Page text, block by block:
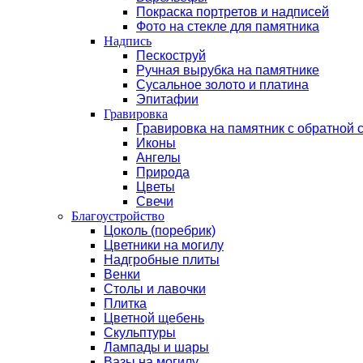
Покраска портретов и надписей
Фото на стекле для памятника
Надпись
Пескоструй
Ручная вырубка на памятнике
Сусальное золото и платина
Эпитафии
Гравировка
Гравировка на памятник с обратной
Иконы
Ангелы
Природа
Цветы
Свечи
Благоустройство
Цоколь (поребрик)
Цветники на могилу
Надгробные плиты
Венки
Столы и лавочки
Плитка
Цветной щебень
Скульптуры
Лампады и шары